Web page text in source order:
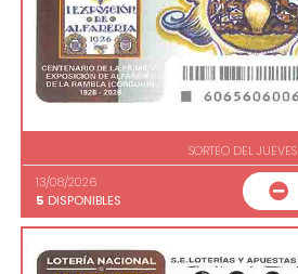
SORTEO DEL JUEVES
13/08/2026
5 DISPONIBLES